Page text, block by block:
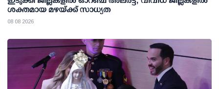
ശക്തമായ മഴയ്ക്ക് സാധ്യത
08 08 2026